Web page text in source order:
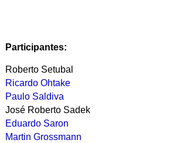
Participantes:
Roberto Setubal
Ricardo Ohtake
Paulo Saldiva
José Roberto Sadek
Eduardo Saron
Martin Grossmann